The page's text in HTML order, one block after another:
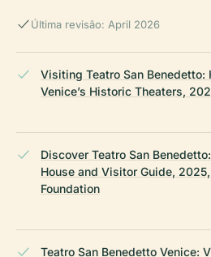
Última revisão: April 2026
Visiting Teatro San Benedetto:
Venice’s Historic Theaters,
Discover Teatro San
House and Visitor Guide,
Foundation
Teatro San Benedetto Venice: